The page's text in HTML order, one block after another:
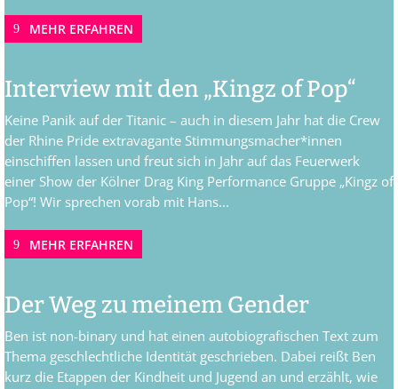
MEHR ERFAHREN
Interview mit den „Kingz of Pop“
Keine Panik auf der Titanic – auch in diesem Jahr hat die Crew
der Rhine Pride extravagante Stimmungsmacher*innen
einschiffen lassen und freut sich in Jahr auf das Feuerwerk
einer Show der Kölner Drag King Performance Gruppe „Kingz of
Pop“! Wir sprechen vorab mit Hans...
MEHR ERFAHREN
Der Weg zu meinem Gender
Ben ist non-binary und hat einen autobiografischen Text zum
Thema geschlechtliche Identität geschrieben. Dabei reißt Ben
kurz die Etappen der Kindheit und Jugend an und erzählt, wie